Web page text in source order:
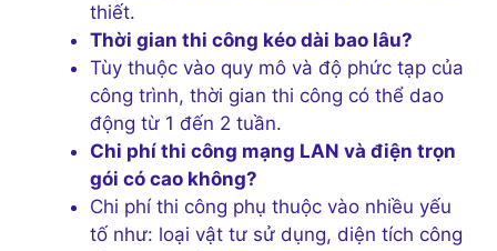
thiết.
Thời gian thi công kéo dài bao lâu?
Tùy thuộc vào quy mô và độ phức tạp của
công trình, thời gian thi công có thể dao
động từ 1 đến 2 tuần.
Chi phí thi công mạng LAN và điện trọn
gói có cao không?
Chi phí thi công phụ thuộc vào nhiều yếu
tố như: loại vật tư sử dụng, diện tích công